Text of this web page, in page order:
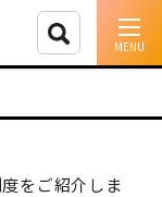
をご紹介しま